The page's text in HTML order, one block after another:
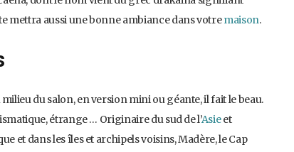
mettra aussi une bonne ambiance dans votremaison.
du salon, en version mini ou géante, il fait le beau.
étrange … Originaire du sud de l’Asieet
et dans les îles et archipels voisins, Madère, le Cap